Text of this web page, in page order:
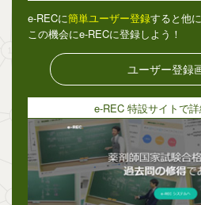
e-RECに簡単ユーザー登録すると他
この機会にe-RECに登録しよう！
ユーザー登録
e-REC 特設サイトで詳